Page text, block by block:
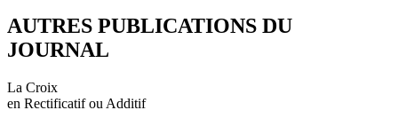
AUTRES PUBLICATIONS DU
JOURNAL
La Croix
en Rectificatif ou Additif